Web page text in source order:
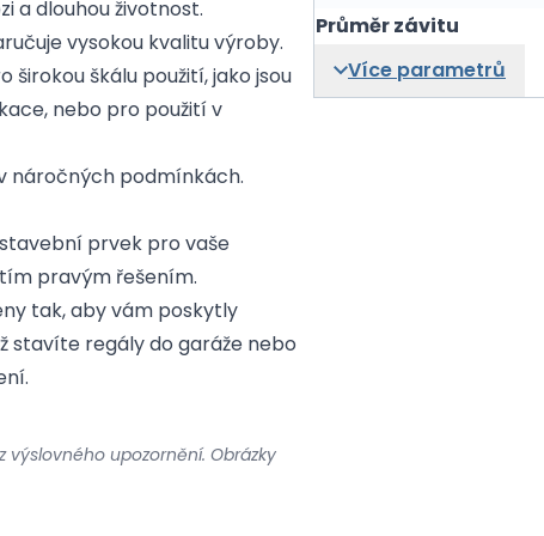
a dlouhou životnost.
vysokou kvalitu výroby.
širokou škálu použití, jako jsou
nebo pro použití v
náročných podmínkách.
prvek pro vaše
pravým řešením.
tak, aby vám poskytly
stavíte regály do garáže nebo
upozornění. Obrázky
Průměr závitu
Více parametrů